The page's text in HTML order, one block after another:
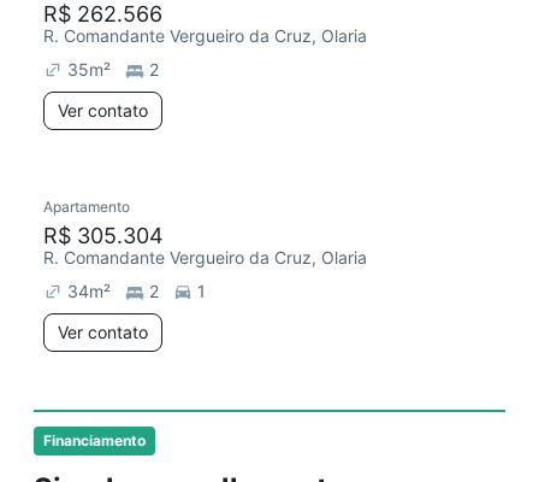
Financiamento
R$ 262.566
R. Comandante Vergueiro da Cruz, Olaria
35m²
2
Ver contato
Chegou este mês
Apartamento
R$ 305.304
R. Comandante Vergueiro da Cruz, Olaria
34m² 2
1
Ver contato